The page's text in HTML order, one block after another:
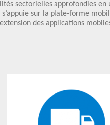
sectorielles approfondies
sur la plate-forme
des applications